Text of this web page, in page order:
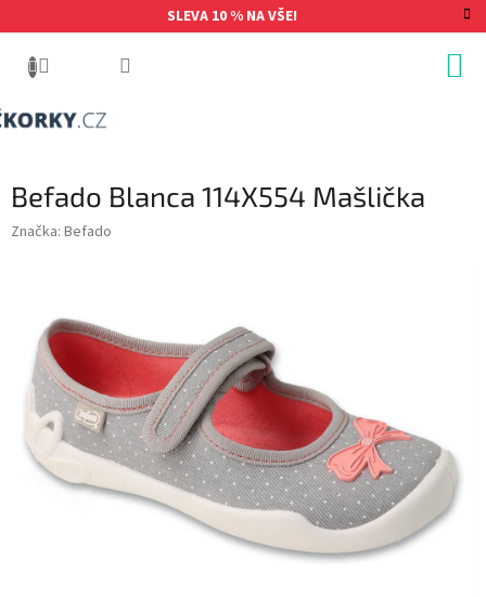
na
SLEVA 10 % NA VŠE!
Befado Blanca 114X554 Mašlička
Značka: Befado